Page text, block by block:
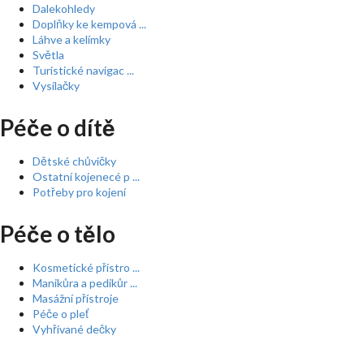
Dalekohledy
Doplňky ke kempová ...
Láhve a kelímky
Světla
Turistické navigac ...
Vysílačky
Péče o dítě
Dětské chůvičky
Ostatní kojenecé p ...
Potřeby pro kojení
Péče o tělo
Kosmetické přístro ...
Manikůra a pedikůr ...
Masážní přístroje
Péče o pleť
Vyhřívané dečky